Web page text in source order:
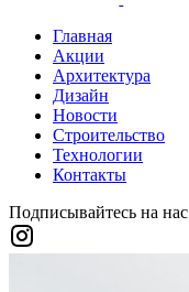
Главная
Акции
Архитектура
Дизайн
Новости
Строительство
Технологии
Контакты
Подписывайтесь на нас